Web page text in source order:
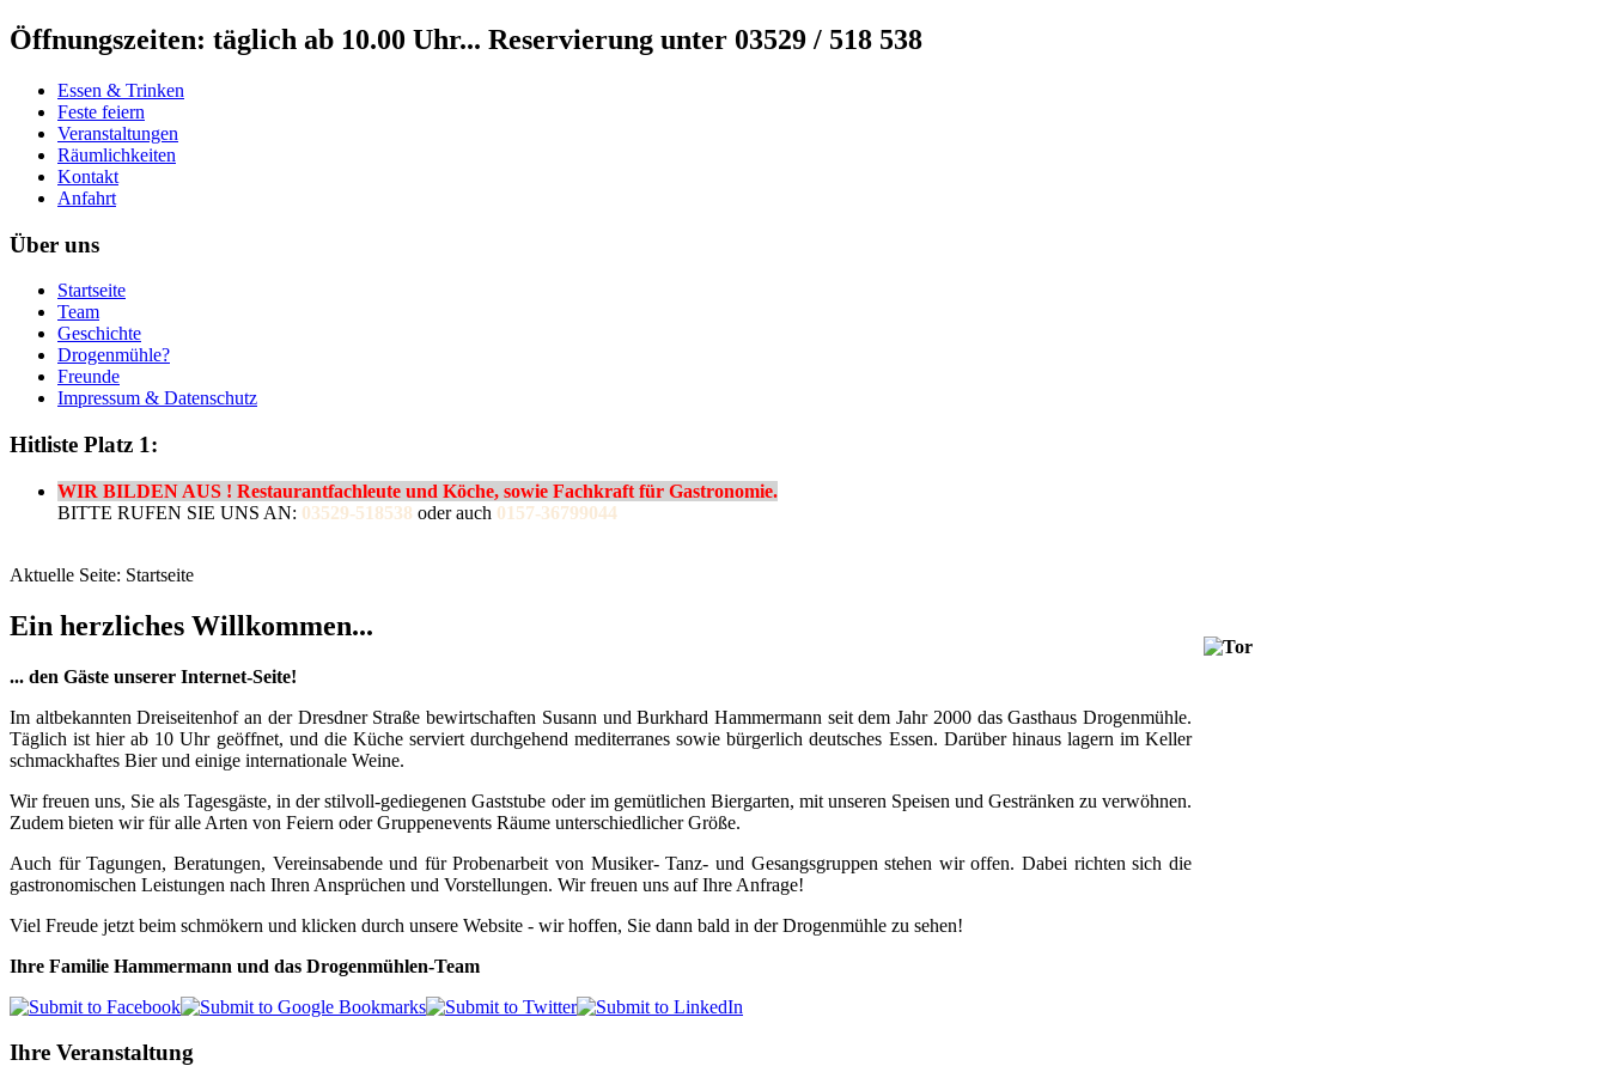
Öffnungszeiten: täglich ab 10.00 Uhr... Reservierung unter 03529 / 518 538
Essen & Trinken
Feste feiern
Veranstaltungen
Räumlichkeiten
Kontakt
Anfahrt
Über uns
Startseite
Team
Geschichte
Drogenmühle?
Freunde
Impressum & Datenschutz
Hitliste Platz 1:
WIR BILDEN AUS ! Restaurantfachleute und Köche, sowie Fachkraft für Gastronomie.
BITTE RUFEN SIE UNS AN: 03529-518538 oder auch 0157-36799044
Aktuelle Seite: Startseite
Ein herzliches Willkommen...
... den Gäste unserer Internet-Seite!
Im altbekannten Dreiseitenhof an der Dresdner Straße bewirtschaften Susann und Burkhard Hammermann seit dem Jahr 2000 das Gasthaus Drogenmühle.
Täglich ist hier ab 10 Uhr geöffnet, und die Küche serviert durchgehend mediterranes sowie bürgerlich deutsches Essen. Darüber hinaus lagern im Keller
schmackhaftes Bier und einige internationale Weine.
Wir freuen uns, Sie als Tagesgäste, in der stilvoll-gediegenen Gaststube oder im gemütlichen Biergarten, mit unseren Speisen und Gestränken zu verwöhnen.
Zudem bieten wir für alle Arten von Feiern oder Gruppenevents Räume unterschiedlicher Größe.
Auch für Tagungen, Beratungen, Vereinsabende und für Probenarbeit von Musiker- Tanz- und Gesangsgruppen stehen wir offen. Dabei richten sich die
gastronomischen Leistungen nach Ihren Ansprüchen und Vorstellungen. Wir freuen uns auf Ihre Anfrage!
Viel Freude jetzt beim schmökern und klicken durch unsere Website - wir hoffen, Sie dann bald in der Drogenmühle zu sehen!
Ihre Familie Hammermann und das Drogenmühlen-Team
Ihre Veranstaltung